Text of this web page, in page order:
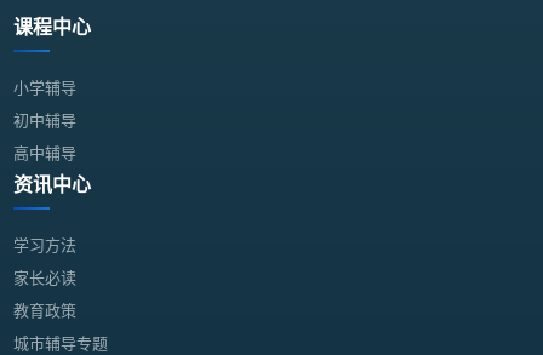
课程中心
小学辅导
初中辅导
高中辅导
资讯中心
学习方法
家长必读
教育政策
城市辅导专题